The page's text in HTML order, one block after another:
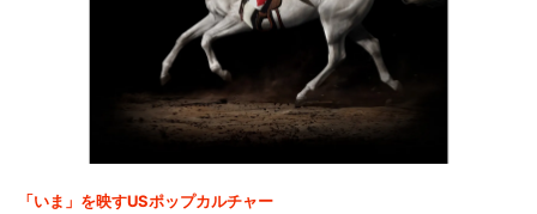
「いま」を映すUSポップカルチャー